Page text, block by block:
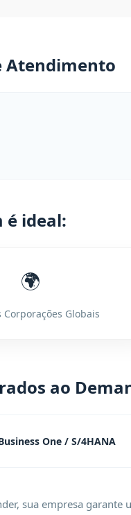
Atendimento
é ideal:
🌍
Corporações Globais
ao
One / S/4HANA
sua empresa